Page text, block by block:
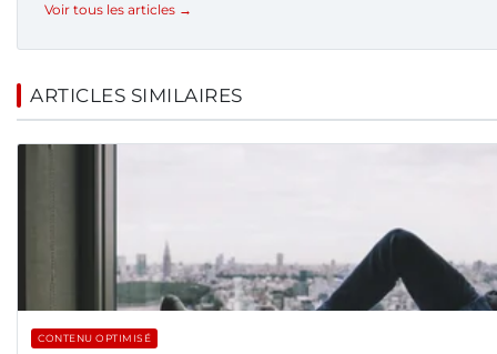
Voir tous les articles →
ARTICLES SIMILAIRES
CONTENU OPTIMISÉ